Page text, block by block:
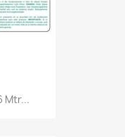
Mtr...